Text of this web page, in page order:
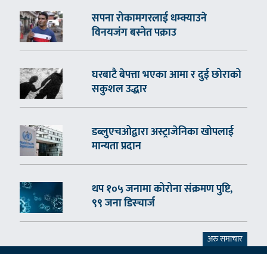
सपना रोकामगरलाई धम्क्याउने
विनयजंग बस्नेत पक्राउ
घरबाटै बेपत्ता भएका आमा र दुई छोराको
सकुशल उद्धार
डब्लुएचओद्वारा अस्ट्राजेनिका खोपलाई
मान्यता प्रदान
थप १०५ जनामा कोरोना संक्रमण पुष्टि,
९९ जना डिस्चार्ज
अरु समाचार